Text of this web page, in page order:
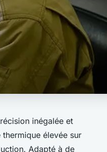
inégalée et
élevée sur
Adapté à de